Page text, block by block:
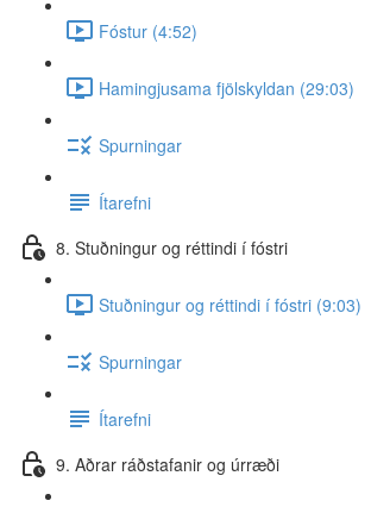
Fóstur (4:52)
Hamingjusama fjölskyldan (29:03)
Spurningar
Ítarefni
8. Stuðningur og réttindi í fóstri
Stuðningur og réttindi í fóstri (9:03)
Spurningar
Ítarefni
9. Aðrar ráðstafanir og úrræði